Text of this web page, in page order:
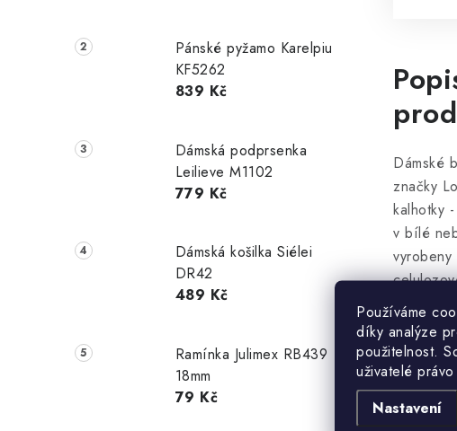
Používáme
díky analýze
použitelnost. S
uživatelé
Nastavení
Pánské pyžamo Karelpiu
KF5262
839 Kč
Dámská podprsenka
Leilieve M1102
779 Kč
Dámská košilka Siélei
DR42
489 Kč
Ramínka Julimex RB439
18mm
79 Kč
Dámské
značky
kalhotky
v bílé
které
lesk. Tato